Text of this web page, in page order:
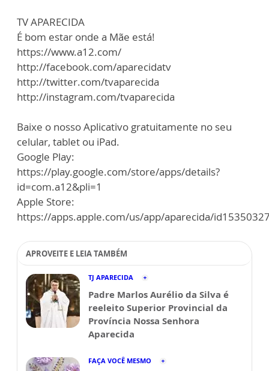
TV APARECIDA
É bom estar onde a Mãe está!
https://www.a12.com/
http://facebook.com/aparecidatv
http://twitter.com/tvaparecida
http://instagram.com/tvaparecida
Baixe o nosso Aplicativo gratuitamente no seu
celular, tablet ou iPad.
Google Play:
https://play.google.com/store/apps/details?
id=com.a12&pli=1
Apple Store:
https://apps.apple.com/us/app/aparecida/
APROVEITE E LEIA TAMBÉM
TJ APARECIDA
Padre Marlos Aurélio da Silva é
reeleito Superior Provincial da
Província Nossa Senhora
Aparecida
FAÇA VOCÊ MESMO